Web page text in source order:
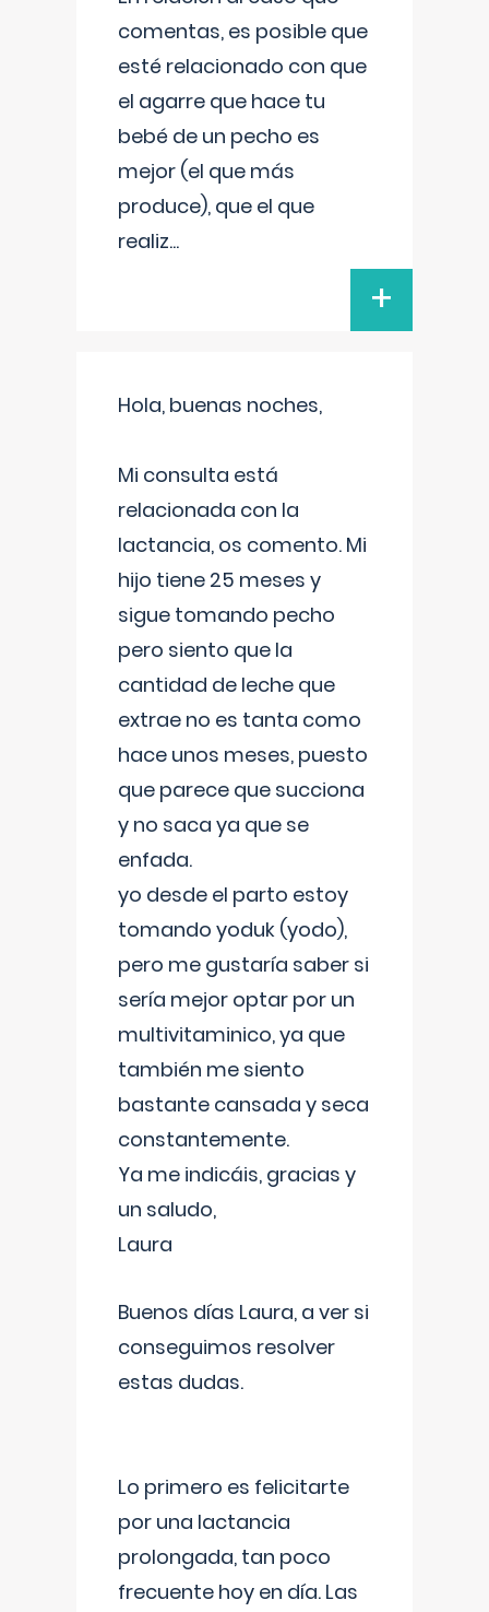
comentas, es posible que
esté relacionado con que
el agarre que hace tu
bebé de un pecho es
mejor (el que más
produce), que el que
realiz...
+
Hola, buenas noches,
Mi consulta está
relacionada con la
lactancia, os comento. Mi
hijo tiene 25 meses y
sigue tomando pecho
pero siento que la
cantidad de leche que
extrae no es tanta como
hace unos meses, puesto
que parece que succiona
y no saca ya que se
enfada.
yo desde el parto estoy
tomando yoduk (yodo),
pero me gustaría saber si
sería mejor optar por un
multivitaminico, ya que
también me siento
bastante cansada y seca
constantemente.
Ya me indicáis, gracias y
un saludo,
Laura
Buenos días Laura, a ver si
conseguimos resolver
estas dudas.
Lo primero es felicitarte
por una lactancia
prolongada, tan poco
frecuente hoy en día. Las